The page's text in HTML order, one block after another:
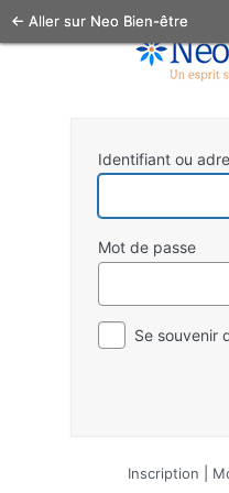
Identifiant ou
Mot de passe
Se souvenir
Inscription
← Aller sur Neo Bien-être